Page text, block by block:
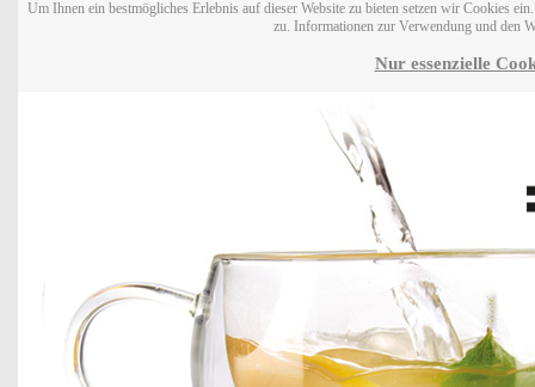
Um Ihnen ein bestmögliches Erlebnis auf dieser Website zu bieten setzen wir Cookies
zu. Informationen zur Verwendung und den
Nur essenzielle